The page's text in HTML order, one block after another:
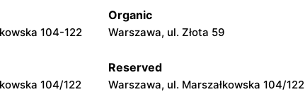
Luboń, ul. Kazimierza Pułaskiego
30A/46
104-122
Organic
Warszawa, ul. Złota 59
104/122
Reserved
Warszawa, ul. Marszałkowska 104/122